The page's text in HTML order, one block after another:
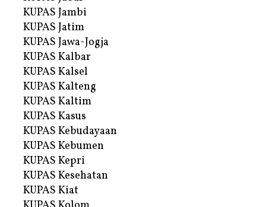
KUPAS Jambi
KUPAS Jatim
KUPAS Jawa-Jogja
KUPAS Kalbar
KUPAS Kalsel
KUPAS Kalteng
KUPAS Kaltim
KUPAS Kasus
KUPAS Kebudayaan
KUPAS Kebumen
KUPAS Kepri
KUPAS Kesehatan
KUPAS Kiat